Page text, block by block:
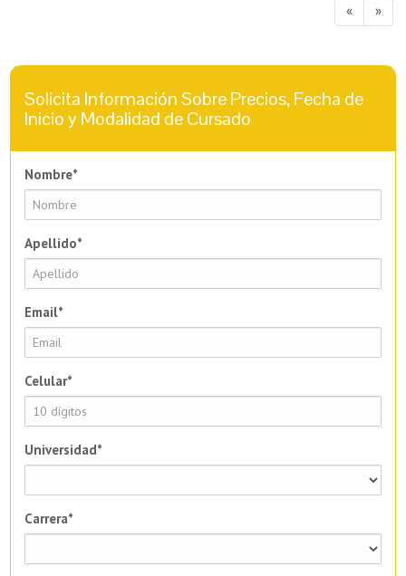
« »
Solicita Información Sobre Precios, Fecha de
Inicio y Modalidad de Cursado
Nombre*
Apellido*
Email*
Celular*
Universidad*
Carrera*